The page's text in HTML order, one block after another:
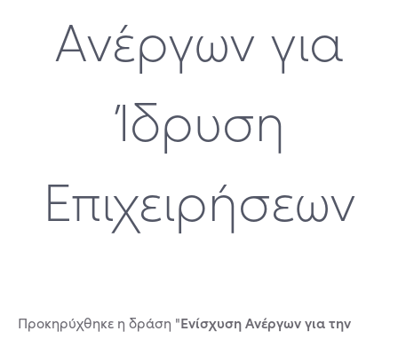
Ανέργων για
Ίδρυση
Επιχειρήσεων
Προκηρύχθηκε η δράση "Ενίσχυση Ανέργων για την